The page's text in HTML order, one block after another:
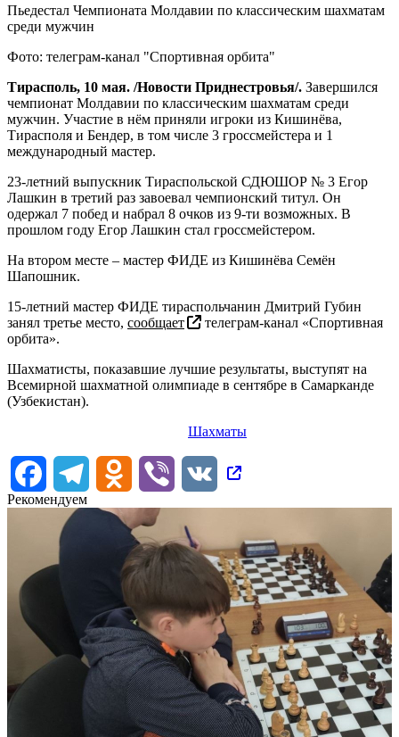
Пьедестал Чемпионата Молдавии по классическим шахматам
среди мужчин
Фото: телеграм-канал "Спортивная орбита"
Тирасполь, 10 мая. /Новости Приднестровья/. Завершился
чемпионат Молдавии по классическим шахматам среди
мужчин. Участие в нём приняли игроки из Кишинёва,
Тирасполя и Бендер, в том числе 3 гроссмейстера и 1
международный мастер.
23-летний выпускник Тираспольской СДЮШОР № 3 Егор
Лашкин в третий раз завоевал чемпионский титул. Он
одержал 7 побед и набрал 8 очков из 9-ти возможных. В
прошлом году Егор Лашкин стал гроссмейстером.
На втором месте – мастер ФИДЕ из Кишинёва Семён
Шапошник.
15-летний мастер ФИДЕ тираспольчанин Дмитрий Губин
занял третье место, сообщает
телеграм-канал «Спортивная
орбита».
Шахматисты, показавшие лучшие результаты, выступят на
Всемирной шахматной олимпиаде в сентябре в Самарканде
(Узбекистан).
Шахматы
FacebookTelegram Odnoklassniki
Viber
VK
Рекомендуем